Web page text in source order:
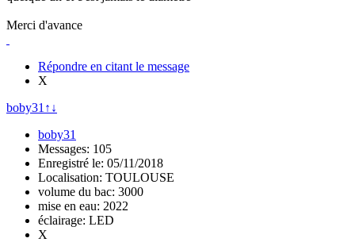
Merci d'avance
Répondre en citant le message
X
boby31 ↑ ↓
boby31
Messages: 105
Enregistré le: 05/11/2018
Localisation: TOULOUSE
volume du bac: 3000
mise en eau: 2022
éclairage: LED
X